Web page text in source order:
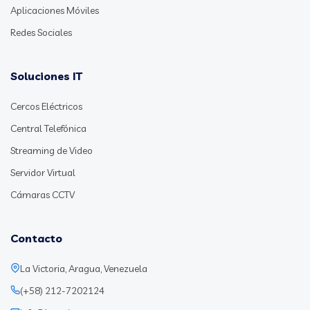
Aplicaciones Móviles
Redes Sociales
Soluciones IT
Cercos Eléctricos
Central Telefónica
Streaming de Video
Servidor Virtual
Cámaras CCTV
Contacto
La Victoria, Aragua, Venezuela
(+58) 212-7202124